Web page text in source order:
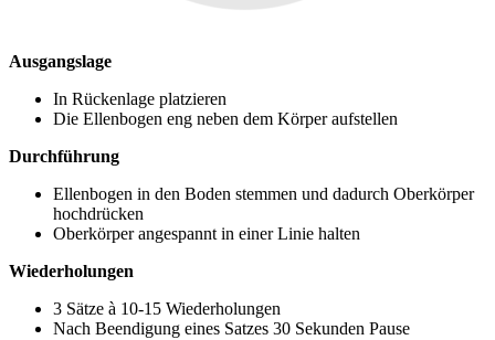
Ausgangslage
In Rückenlage platzieren
Die Ellenbogen eng neben dem Körper aufstellen
Durchführung
Ellenbogen in den Boden stemmen und dadurch Oberkörper
hochdrücken
Oberkörper angespannt in einer Linie halten
Wiederholungen
3 Sätze à 10-15 Wiederholungen
Nach Beendigung eines Satzes 30 Sekunden Pause